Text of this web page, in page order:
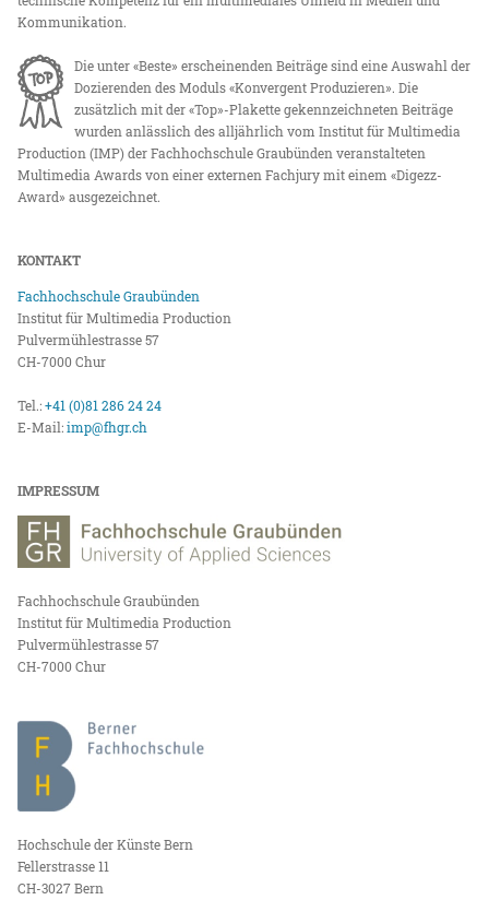
Kommunikation.
Die unter «Beste» erscheinenden Beiträge sind eine Auswahl der
Dozierenden des Moduls «Konvergent Produzieren». Die
zusätzlich mit der «Top»-Plakette gekennzeichneten Beiträge
wurden anlässlich des alljährlich vom Institut für Multimedia
Production (IMP) der Fachhochschule Graubünden veranstalteten
Multimedia Awards von einer externen Fachjury mit einem «Digezz-
Award» ausgezeichnet.
KONTAKT
Fachhochschule Graubünden
Institut für Multimedia Production
Pulvermühlestrasse 57
CH-7000 Chur
Tel.:+41 (0)81 286 24 24
E-Mail:imp@fhgr.ch
IMPRESSUM
Fachhochschule Graubünden
Institut für Multimedia Production
Pulvermühlestrasse 57
CH-7000 Chur
Hochschule der Künste Bern
Fellerstrasse 11
CH-3027 Bern